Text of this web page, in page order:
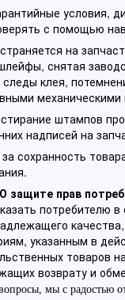
условия,
с помощью
на
снятая
клея,
штампов
надписей на
сохранность
защите прав
потребителю в
указанным в
товаров
возврату и
мы с радостью